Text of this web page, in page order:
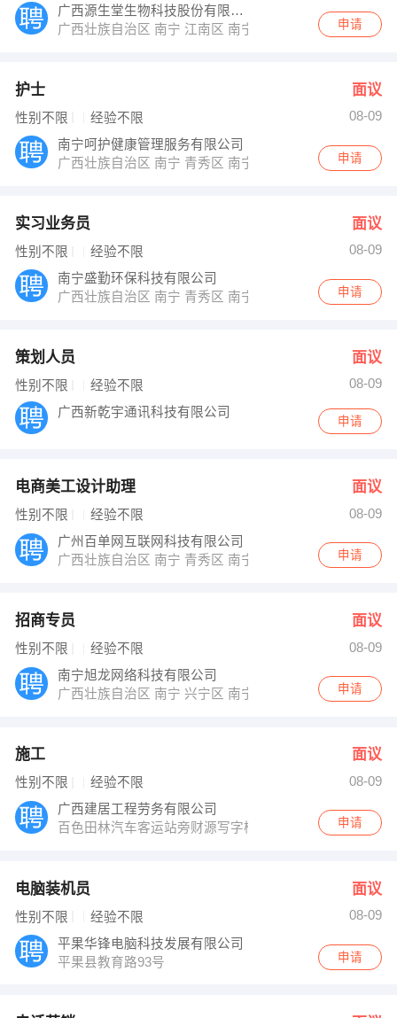
广西源生堂生物科技股份有限公司
广西壮族自治区 南宁 江南区 南宁经济开发区国凯大道东
申请
护士 面议
性别不限 经验不限
08-09
南宁呵护健康管理服务有限公司
广西壮族自治区 南宁 青秀区 南宁市青秀区长园路18号
申请
实习业务员 面议
性别不限 经验不限
08-09
南宁盛勤环保科技有限公司
广西壮族自治区 南宁 青秀区 南宁青秀区新竹街道民族大
申请
策划人员 面议
性别不限 经验不限
08-09
广西新乾宇通讯科技有限公司
申请
电商美工设计助理 面议
性别不限 经验不限
08-09
广州百单网互联网科技有限公司
广西壮族自治区 南宁 青秀区 南宁市青秀区民族大道38-2
申请
招商专员 面议
性别不限 经验不限
08-09
南宁旭龙网络科技有限公司
广西壮族自治区 南宁 兴宁区 南宁市兴宁区朝阳路76号二
申请
施工 面议
性别不限 经验不限
08-09
广西建居工程劳务有限公司
百色田林汽车客运站旁财源写字楼4楼
申请
电脑装机员 面议
性别不限 经验不限
08-09
平果华锋电脑科技发展有限公司
平果县教育路93号
申请